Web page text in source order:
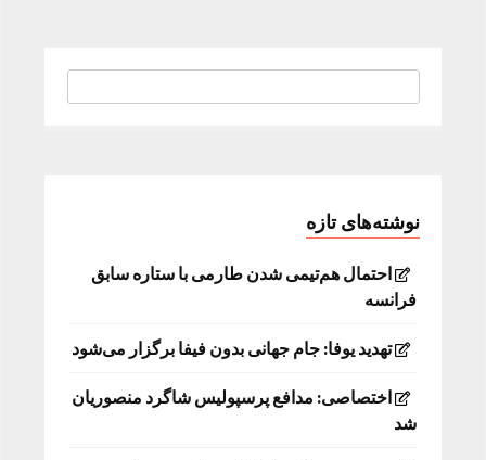
نوشته‌های تازه
احتمال هم‌تیمی شدن طارمی با ستاره سابق
فرانسه
تهدید یوفا: جام جهانی بدون فیفا برگزار می‌شود
اختصاصی: مدافع پرسپولیس شاگرد منصوریان
شد